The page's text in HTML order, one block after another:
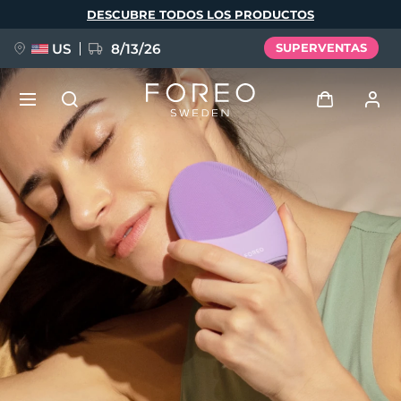
DESCUBRE TODOS LOS PRODUCTOS
US 8/13/26 SUPERVENTAS
Perfil de usuario
Mis dispositivos
Mis pedidos
Mis direcciones
Mis suscripciones
NUEVO
FAQ™ Pure Beauty-Tech Elixir
BREAKING NEWS
issa™ Teeth Whitening Set
Idioma
English Deutsch
Español
Français
Italiano
Português
Svenska
Русский
Türkçe
简体中文 繁體中文